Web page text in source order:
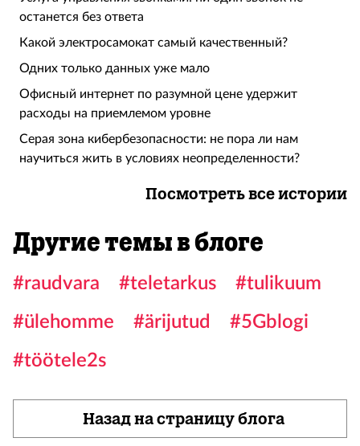
останется без ответа
Какой электросамокат самый качественный?
Одних только данных уже мало
Офисный интернет по разумной цене удержит
расходы на приемлемом уровне
Серая зона кибербезопасности: не пора ли нам
научиться жить в условиях неопределенности?
Посмотреть все истории
Другие темы в блоге
#raudvara #teletarkus
#tulikuum
#ülehomme
#ärijutud
#5Gblogi
#töötele2s
Назад на страницу блога